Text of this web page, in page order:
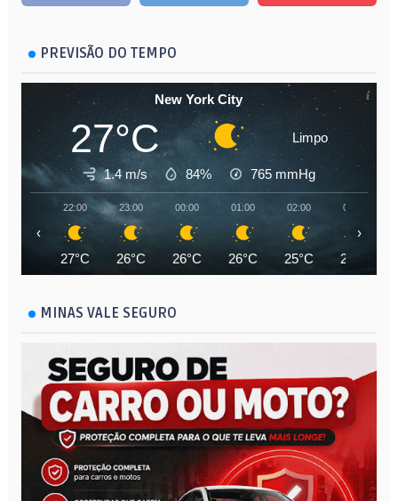
PREVISÃO DO TEMPO
New York City
27°C Limpo
1.4 m/s 84% 765 mmHg
22:00
27°C
23:00
26°C
00:00
26°C
01:00
26°C
02:00
25°C
03:00
25°C
‹ ›
MINAS VALE SEGURO